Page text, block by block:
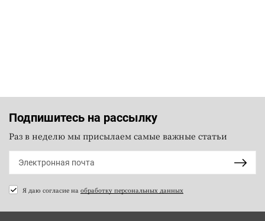
Подпишитесь на рассылку
Раз в неделю мы присылаем самые важные статьи
Я даю согласие на обработку персональных данных